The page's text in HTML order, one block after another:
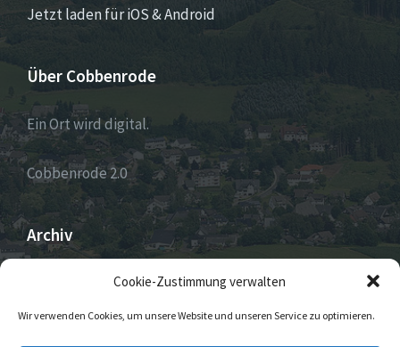
Cookie-Zustimmung verwalten
Wir verwenden Cookies, um unsere Website und unseren Service zu optimieren.
Jetzt laden für iOS & Android
Über Cobbenrode
Ein Ort wird digital.
Cobbenrode 2.0
Archiv